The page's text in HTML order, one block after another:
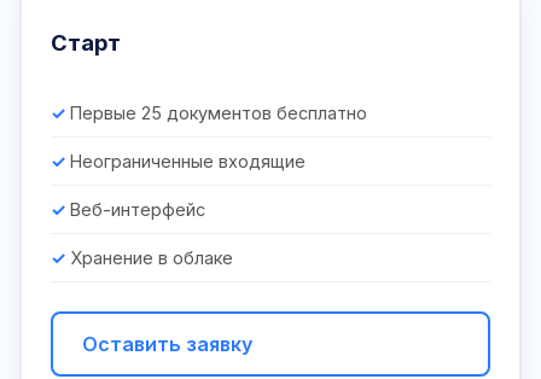
Старт
Первые 25 документов бесплатно
Неограниченные входящие
Веб-интерфейс
Хранение в облаке
Оставить заявку